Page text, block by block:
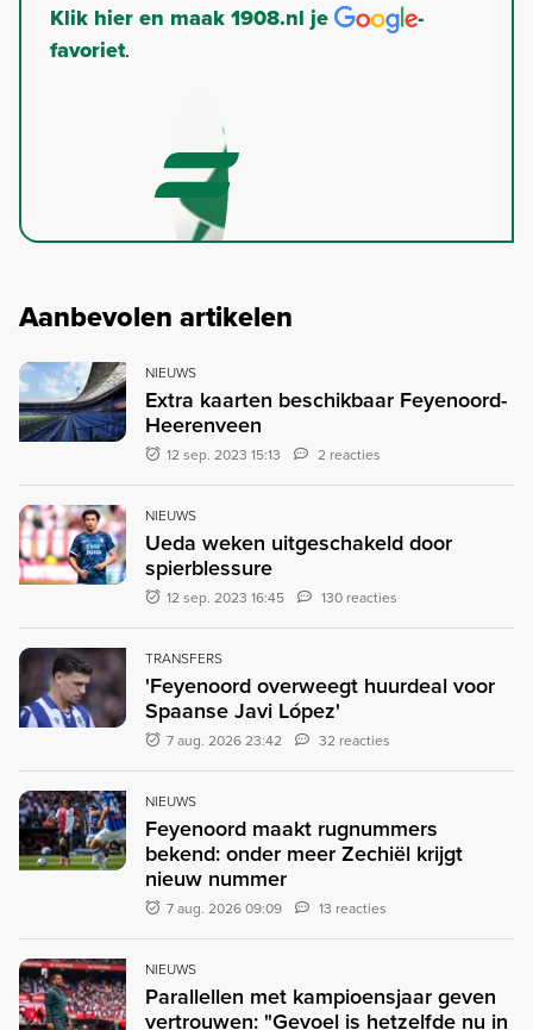
Klik hier en maak 1908.nl je
-
favoriet.
Aanbevolen artikelen
NIEUWS
Extra kaarten beschikbaar Feyenoord-
Heerenveen
12 sep. 2023 15:13 2 reacties
NIEUWS
Ueda weken uitgeschakeld door
spierblessure
12 sep. 2023 16:45 130 reacties
TRANSFERS
'Feyenoord overweegt huurdeal voor
Spaanse Javi López'
7 aug. 2026 23:42 32 reacties
NIEUWS
Feyenoord maakt rugnummers
bekend: onder meer Zechiël krijgt
nieuw nummer
7 aug. 2026 09:09 13 reacties
NIEUWS
Parallellen met kampioensjaar geven
vertrouwen: "Gevoel is hetzelfde nu in